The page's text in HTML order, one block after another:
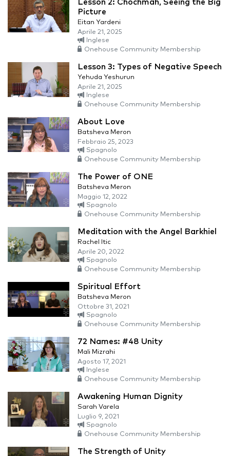
Lesson 2: Chochmah, Seeing the Big
Picture
Eitan Yardeni
Aprile 21, 2025
Inglese
Onehouse Community Membership
Lesson 3: Types of Negative Speech
Yehuda Yeshurun
Aprile 21, 2025
Inglese
Onehouse Community Membership
About Love
Batsheva Meron
Febbraio 25, 2023
Spagnolo
Onehouse Community Membership
The Power of ONE
Batsheva Meron
Maggio 12, 2022
Spagnolo
Onehouse Community Membership
Meditation with the Angel Barkhiel
Rachel Itic
Aprile 20, 2022
Spagnolo
Onehouse Community Membership
Spiritual Effort
Batsheva Meron
Ottobre 31, 2021
Spagnolo
Onehouse Community Membership
72 Names: #48 Unity
Mali Mizrahi
Agosto 17, 2021
Inglese
Onehouse Community Membership
Awakening Human Dignity
Sarah Varela
Luglio 9, 2021
Spagnolo
Onehouse Community Membership
The Strength of Unity